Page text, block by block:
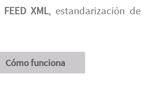
FEED XML, estandarización de
Cómo funciona